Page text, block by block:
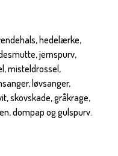
hedelærke,
jernspurv,
misteldrossel,
løvsanger,
skovskade, gråkrage,
dompap og gulspurv.